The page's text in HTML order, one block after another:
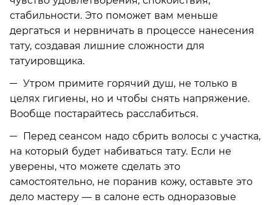
стабильности. Это поможет вам меньше
дергаться и нервничать в процессе нанесения
тату, создавая лишние сложности для
татуировщика.
Утром примите горячий душ, не только в
целях гигиены, но и чтобы снять напряжение.
Вообще постарайтесь расслабиться.
Перед сеансом надо сбрить волосы с участка,
на который будет набиваться тату. Если не
уверены, что можете сделать это
самостоятельно, не поранив кожу, оставьте это
дело мастеру — в салоне есть одноразовые